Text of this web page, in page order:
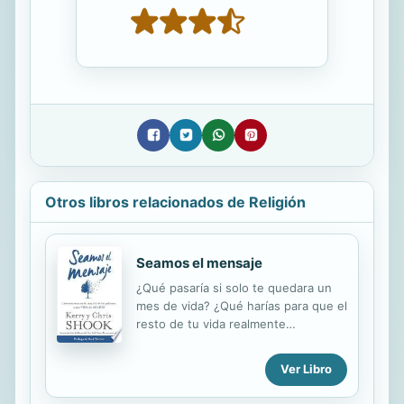
Otros libros relacionados de Religión
Seamos el mensaje
¿Qué pasaría si solo te quedara un
mes de vida? ¿Qué harías para que el
resto de tu vida realmente
vivir de ese modo ahora mismo? Un
mes de vida te presentará el desafío
de abrazarte a la vida que Dios te
Ver Libro